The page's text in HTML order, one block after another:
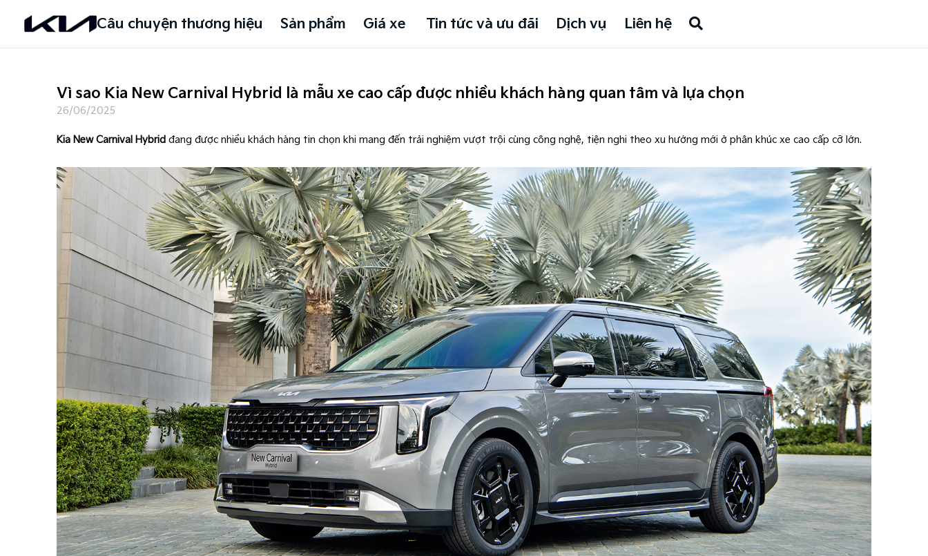
Câu chuyện thương hiệu Sản phẩm Giá xe Tin tức và ưu đãi Dịch vụ Liên hệ
Vì sao Kia New Carnival Hybrid là mẫu xe cao cấp được nhiều khách hàng quan tâm và lựa chọn
26/06/2025
Kia New Carnival Hybrid đang được nhiều khách hàng tin chọn khi mang đến trải nghiệm vượt trội cùng công nghệ, tiện nghi theo xu hướng mới ở phân khúc xe cao cấp cỡ lớn.